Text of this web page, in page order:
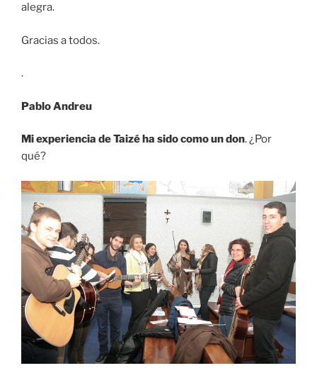
alegra.
Gracias a todos.
.
Pablo Andreu
Mi experiencia de Taizé ha sido como un don. ¿Por
qué?